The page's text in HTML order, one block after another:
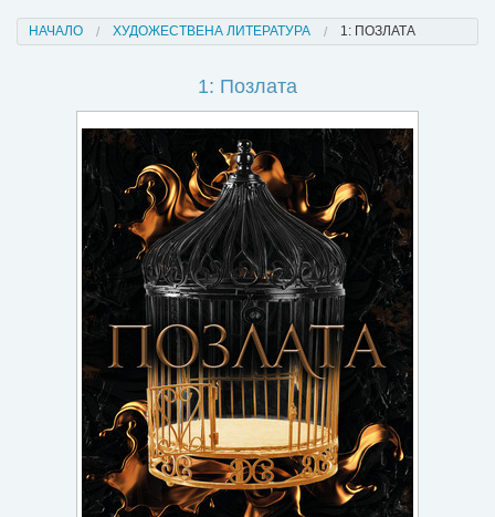
Електронни книги
Е-списания
Подаръци
Ваучери
Контакти
Регистрация
НАЧАЛО ХУДОЖЕСТВЕНА ЛИТЕРАТУРА 1: ПОЗЛАТА
1: Позлата